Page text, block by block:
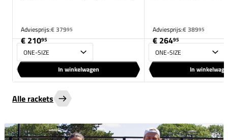
Adviesprijs:€ 37995
€ 21095
Maat
In winkelwagen
Adviesprijs:€ 38995
€ 26495
Maat
In
Alle rackets